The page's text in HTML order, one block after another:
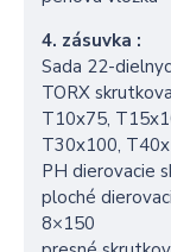
4. zásuvka :
Sada 22-
TORX
T10x75,
T30x100,
PH dierovacie
ploché
8×150